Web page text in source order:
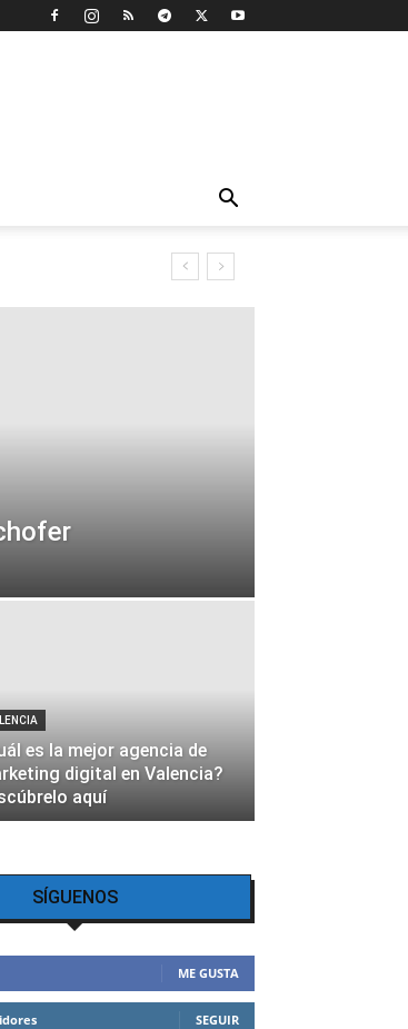
es la mejor agencia de
digital en Valencia?
aquí
SÍGUENOS
ME GUSTA
SEGUIR